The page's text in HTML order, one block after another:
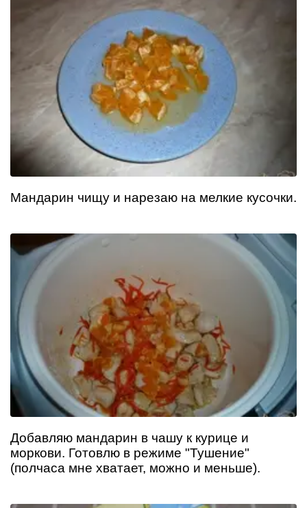
Мандарин чищу и нарезаю на мелкие кусочки.
Добавляю мандарин в чашу к курице и
моркови. Готовлю в режиме "Тушение"
(полчаса мне хватает, можно и меньше).